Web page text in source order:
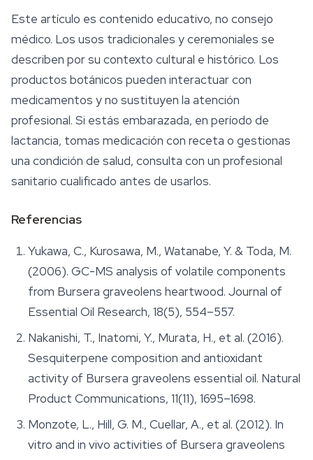
Este artículo es contenido educativo, no consejo
médico. Los usos tradicionales y ceremoniales se
describen por su contexto cultural e histórico. Los
productos botánicos pueden interactuar con
medicamentos y no sustituyen la atención
profesional. Si estás embarazada, en período de
lactancia, tomas medicación con receta o gestionas
una condición de salud, consulta con un profesional
sanitario cualificado antes de usarlos.
Referencias
Yukawa, C., Kurosawa, M., Watanabe, Y. & Toda, M.
(2006). GC-MS analysis of volatile components
from Bursera graveolens heartwood. Journal of
Essential Oil Research, 18(5), 554–557.
Nakanishi, T., Inatomi, Y., Murata, H., et al. (2016).
Sesquiterpene composition and antioxidant
activity of Bursera graveolens essential oil. Natural
Product Communications, 11(11), 1695–1698.
Monzote, L., Hill, G. M., Cuellar, A., et al. (2012). In
vitro and in vivo activities of Bursera graveolens